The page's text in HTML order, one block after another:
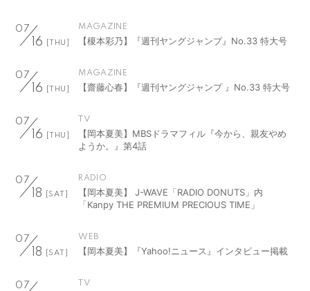
07
16 [THU]
MAGAZINE
【榎本彩乃】『週刊ヤングジャンプ』No.33 特大号
07
16 [THU]
MAGAZINE
【齋藤心春】『週刊ヤングジャンプ 』No.33 特大号
07
16 [THU]
TV
【岡本夏美】MBSドラマフィル『今から、親友やめ
ようか。』第4話
07
18 [SAT]
RADIO
【岡本夏美】 J-WAVE「RADIO DONUTS」内
「Kanpy THE PREMIUM PRECIOUS TIME」
07
18 [SAT]
WEB
【岡本夏美】『Yahoo!ニュース』インタビュー掲載
07 TV